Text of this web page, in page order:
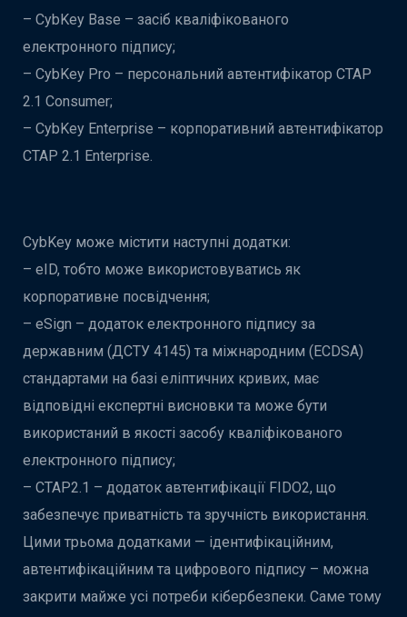
– CybKey Base – засіб кваліфікованого
електронного підпису;
– CybKey Pro – персональний автентифікатор CTAP
2.1 Consumer;
– CybKey Enterprise – корпоративний автентифікатор
CTAP 2.1 Enterprise.
CybKey може містити наступні додатки:
– eID, тобто може використовуватись як
корпоративне посвідчення;
– eSign – додаток електронного підпису за
державним (ДСТУ 4145) та міжнародним (ECDSA)
стандартами на базі еліптичних кривих, має
відповідні експертні висновки та може бути
використаний в якості засобу кваліфікованого
електронного підпису;
– CTAP2.1 – додаток автентифікації FIDO2, що
забезпечує приватність та зручність використання.
Цими трьома додатками — ідентифікаційним,
автентифікаційним та цифрового підпису – можна
закрити майже усі потреби кібербезпеки. Саме тому